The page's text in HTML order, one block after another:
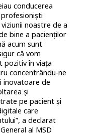
conducerea
profesioniști
noastre de a
bine a pacienților
acum sunt
că vom
pozitiv în viața
concentrându-ne
inovatoare de
și
pe pacient și
care
a declarat
al MSD